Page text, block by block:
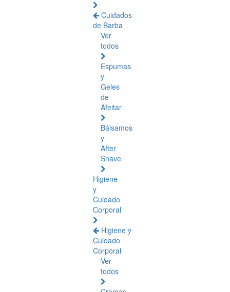
Cuidados
de Barba
Ver
todos
Espumas
y
Geles
de
Afeitar
Bálsamos
y
After
Shave
Higiene
y
Cuidado
Corporal
Higiene y
Cuidado
Corporal
Ver
todos